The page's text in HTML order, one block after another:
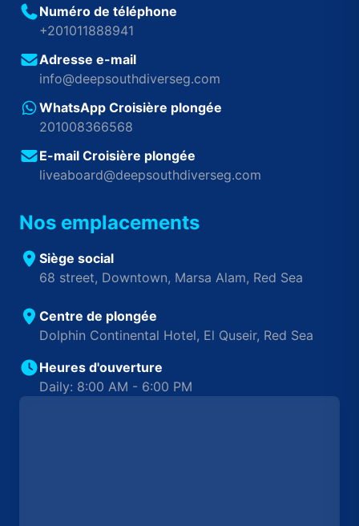
Numéro de téléphone
+201011888941
Adresse e-mail
info@deepsouthdiverseg.com
WhatsApp Croisière plongée
201008366568
E-mail Croisière plongée
liveaboard@deepsouthdiverseg.com
Nos emplacements
Siège social
68 street, Downtown, Marsa Alam, Red Sea
Centre de plongée
Dolphin Continental Hotel, El Quseir, Red Sea
Heures d'ouverture
Daily: 8:00 AM - 6:00 PM